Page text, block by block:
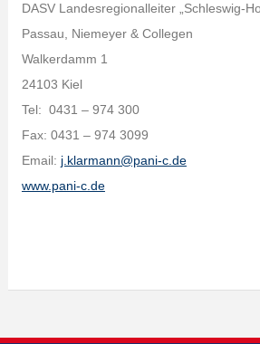
DASV Landesregionalleiter „Schleswig-
Passau, Niemeyer & Collegen
Walkerdamm 1
24103 Kiel
Tel: 0431 – 974 300
Fax: 0431 – 974 3099
Email: j.klarmann@pani-c.de
www.pani-c.de